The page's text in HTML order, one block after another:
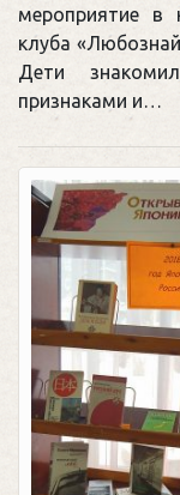
мероприятие в
клуба
Дети
признаками и…